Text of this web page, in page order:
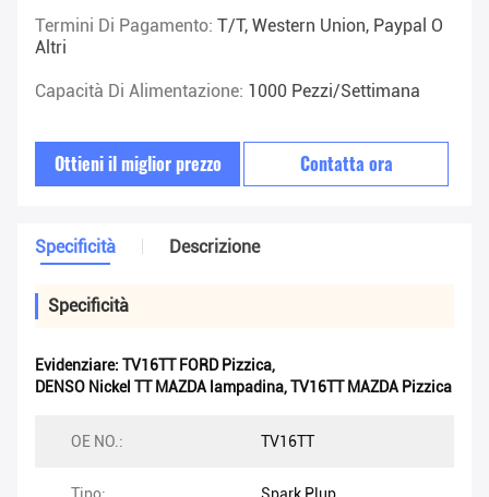
Termini Di Pagamento: T/T, Western Union, Paypal O
Altri
Capacità Di Alimentazione: 1000 Pezzi/settimana
Ottieni il miglior prezzo Contatta ora
Specificità Descrizione
Specificità
Evidenziare: TV16TT FORD Pizzica,
DENSO Nickel TT MAZDA lampadina,TV16TT MAZDA Pizzica
OE NO.: TV16TT